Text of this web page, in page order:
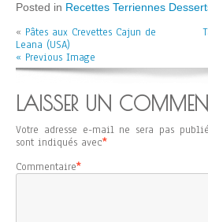
Posted in Recettes Terriennes
« Pâtes aux Crevettes Cajun de
Leana (USA)
« Previous Image
LAISSER UN
Votre adresse e-mail ne sera pas
sont indiqués avec*
Commentaire*